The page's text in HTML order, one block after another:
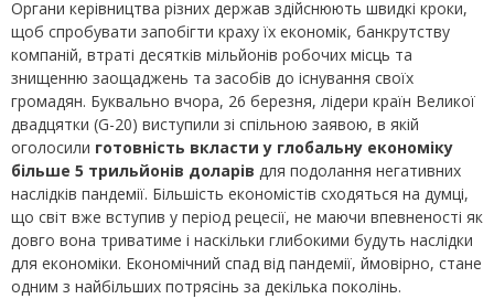
Органи керівництва різних держав здійснюють швидкі кроки,
щоб спробувати запобігти краху їх економік, банкрутству
компаній, втраті десятків мільйонів робочих місць та
знищенню заощаджень та засобів до існування своїх
громадян. Буквально вчора, 26 березня, лідери країн Великої
двадцятки (G-20) виступили зі спільною заявою, в якій
оголосили готовність вкласти у глобальну економіку
більше 5 трильйонів доларів для подолання негативних
наслідків пандемії. Більшість економістів сходяться на думці,
що світ вже вступив у період рецесії, не маючи впевненості як
довго вона триватиме і наскільки глибокими будуть наслідки
для економіки. Економічний спад від пандемії, ймовірно, стане
одним з найбільших потрясінь за декілька поколінь.